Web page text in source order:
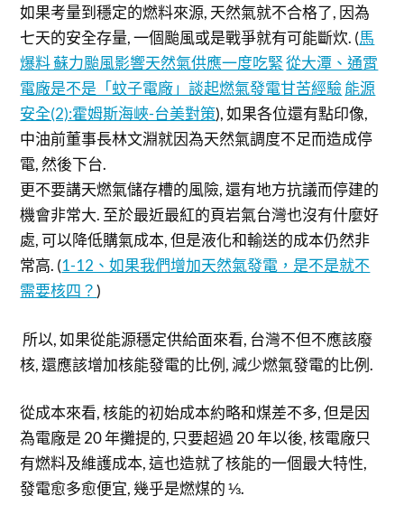
如果考量到穩定的燃料來源, 天然氣就不合格了, 因為
七天的安全存量, 一個颱風或是戰爭就有可能斷炊. (馬
爆料 蘇力颱風影響天然氣供應一度吃緊 從大潭、通霄
電廠是不是「蚊子電廠」談起燃氣發電甘苦經驗能源
安全(2):霍姆斯海峽-台美對策), 如果各位還有點印像,
中油前董事長林文淵就因為天然氣調度不足而造成停
電, 然後下台.
更不要講天燃氣儲存槽的風險, 還有地方抗議而停建的
機會非常大. 至於最近最紅的頁岩氣台灣也沒有什麼好
處, 可以降低購氣成本, 但是液化和輸送的成本仍然非
常高. (1-12、如果我們增加天然氣發電，是不是就不
需要核四？)
所以, 如果從能源穩定供給面來看, 台灣不但不應該廢
核, 還應該增加核能發電的比例, 減少燃氣發電的比例.
從成本來看, 核能的初始成本約略和煤差不多, 但是因
為電廠是 20 年攤提的, 只要超過 20 年以後, 核電廠只
有燃料及維護成本, 這也造就了核能的一個最大特性,
發電愈多愈便宜, 幾乎是燃煤的 ⅓.